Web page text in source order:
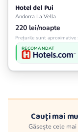
Hotel del Pui
Andorra La Vella
220 lei/noapte
Prețurile sunt aproximative
RECOMANDAT
Cauți mai
Găsește cele